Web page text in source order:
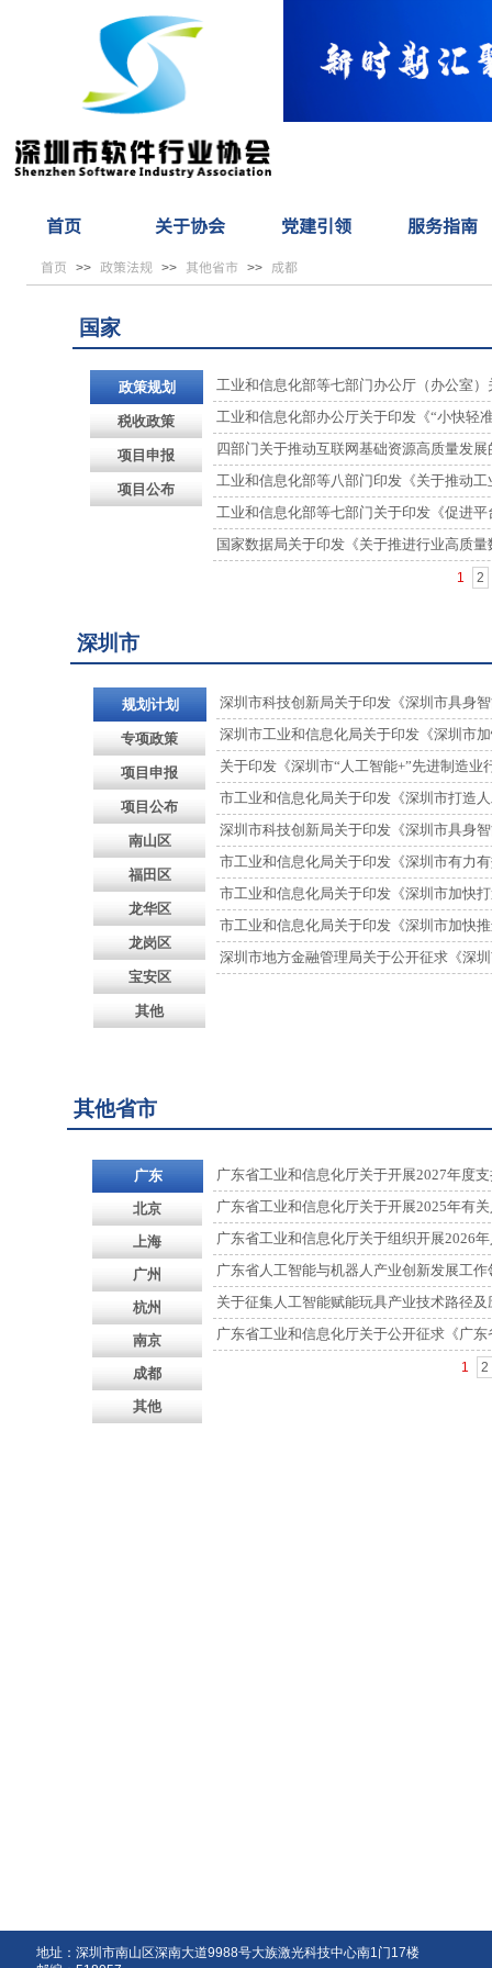
首页 关于协会 党建引领 服务指南
首页 >> 政策法规 >> 其他省市 >> 成都
国家
政策规划
税收政策
项目申报
项目公布
工业和信息化部等七部门办公厅（办公室
工业和信息化部办公厅关于印发《“小快轻
四部门关于推动互联网基础资源高质量发
工业和信息化部等八部门印发《关于推动
工业和信息化部等七部门关于印发《促进
国家数据局关于印发《关于推进行业高质
1 2
深圳市
规划计划
专项政策
项目申报
项目公布
南山区
福田区
龙华区
龙岗区
宝安区
其他
深圳市科技创新局关于印发《深圳市具身
深圳市工业和信息化局关于印发《深圳市
关于印发《深圳市“人工智能+”先进制造业
市工业和信息化局关于印发《深圳市打造
深圳市科技创新局关于印发《深圳市具身
市工业和信息化局关于印发《深圳市有力
市工业和信息化局关于印发《深圳市加快
市工业和信息化局关于印发《深圳市加快
深圳市地方金融管理局关于公开征求《深
其他省市
广东
北京
上海
广州
杭州
南京
成都
其他
广东省工业和信息化厅关于开展2027年度
广东省工业和信息化厅关于开展2025年有
广东省工业和信息化厅关于组织开展2026
广东省人工智能与机器人产业创新发展工
关于征集人工智能赋能玩具产业技术路径
广东省工业和信息化厅关于公开征求《广
1 2
地址：深圳市南山区深南大道9988号大族激光科技中心南1门17楼